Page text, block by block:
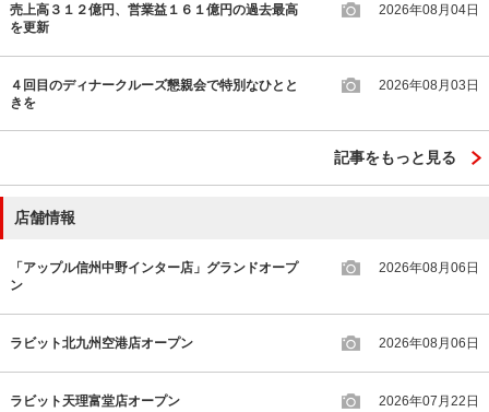
売上高３１２億円、営業益１６１億円の過去最高
を更新
2026年08月04日
４回目のディナークルーズ懇親会で特別なひとと
きを
2026年08月03日
記事をもっと見る
店舗情報
「アップル信州中野インター店」グランドオープ
ン
2026年08月06日
ラビット北九州空港店オープン 2026年08月06日
ラビット天理富堂店オープン 2026年07月22日